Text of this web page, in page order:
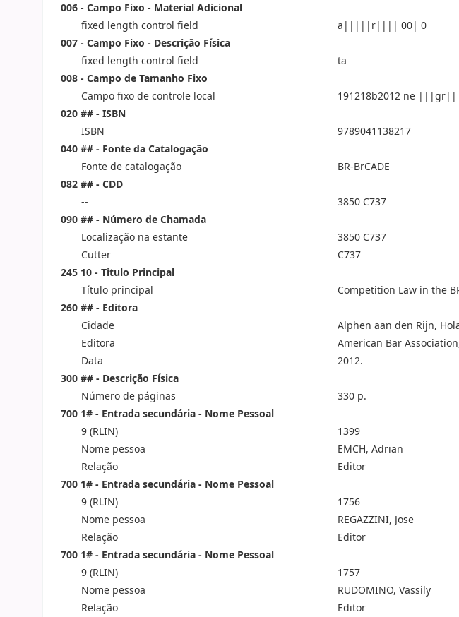
006 - Campo Fixo - Material Adicional
fixed length control field
a|||||r|||| 00| 0
007 - Campo Fixo - Descrição Física
fixed length control field
ta
008 - Campo de Tamanho Fixo
Campo fixo de controle local
191218b2012 ne
020 ## - ISBN
ISBN
9789041138217
040 ## - Fonte da Catalogação
Fonte de catalogação
BR-BrCADE
082 ## - CDD
--
3850 C737
090 ## - Número de Chamada
Localização na estante
3850 C737
Cutter
C737
245 10 - Titulo Principal
Título principal
Competition Law in the
260 ## - Editora
Cidade
Alphen aan den Rijn,
Editora
American Bar
Data
2012.
300 ## - Descrição Física
Número de páginas
330 p.
700 1# - Entrada secundária - Nome Pessoal
9 (RLIN)
1399
Nome pessoa
EMCH, Adrian
Relação
Editor
700 1# - Entrada secundária - Nome Pessoal
9 (RLIN)
1756
Nome pessoa
REGAZZINI, Jose
Relação
Editor
700 1# - Entrada secundária - Nome Pessoal
9 (RLIN)
1757
Nome pessoa
RUDOMINO, Vassily
Relação
Editor